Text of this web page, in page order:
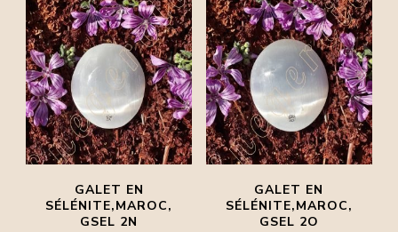
GALET EN
SÉLÉNITE,MAROC,
GSEL 2N
GALET EN
SÉLÉNITE,MAROC,
GSEL 2O